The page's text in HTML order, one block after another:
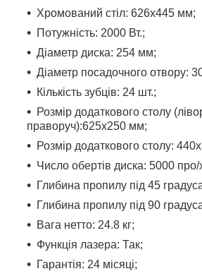
Хромований стіл: 626х445 мм;
Потужність: 2000 Вт.;
Діаметр диска: 254 мм;
Діаметр посадочного отвору:
Кількість зубців: 24 шт.;
Розмір додаткового столу
праворуч):625х250 мм;
Розмір додаткового столу:
Число обертів диска: 5000 про/
Глибина пропилу під 45
Глибина пропилу під 90
Вага нетто: 24.8 кг;
Функція лазера: Так;
Гарантія: 24 місяці;